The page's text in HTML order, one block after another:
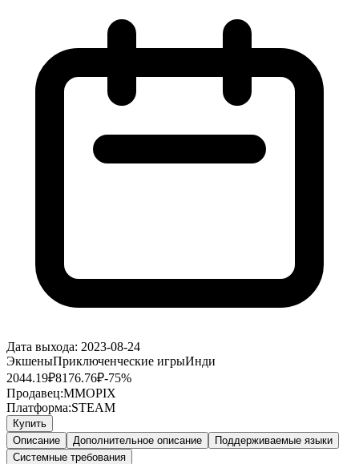
Дата выхода: 2023-08-24
ЭкшеныПриключенческие игрыИнди
2044.19₽8176.76₽-75%
Продавец:MMOPIX
Платформа:STEAM
Купить
Описание
Дополнительное описание
Поддерживаемые языки
Системные требования